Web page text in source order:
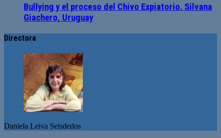
Bullying y el proceso del Chivo Expiatorio. Silvana
Giachero, Uruguay
Directora
Daniela Leiva Seisdedos